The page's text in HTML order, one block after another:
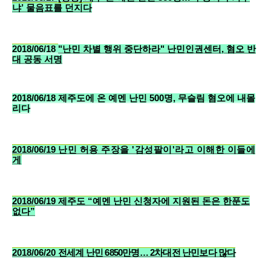
냐’ 물음표를 던지다
2018/06/18 "난민 차별 행위 중단하라" 난민인권센터, 혐오 반
대 공동 서명
2018/06/18 제주도에 온 예멘 난민 500명, 무슬림 혐오에 내몰
리다
2018/06/19 난민 허용 주장을 '감성팔이'라고 이해한 이들에
게
2018/06/19 제주도 “예멘 난민 신청자에 지원된 돈은 한푼도
없다”
2018/06/20 전세계 난민 6850만명… 2차대전 난민보다 많다